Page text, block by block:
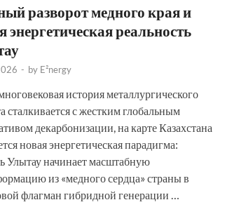
разворот медного края и
энергетическая реальность
- by E²nergy
история металлургического
сталкивается с жестким глобальным
декарбонизации, на карте Казахстана
новая энергетическая парадигма:
Улытау начинает масштабную
из «медного сердца» страны в
флагман гибридной генерации …